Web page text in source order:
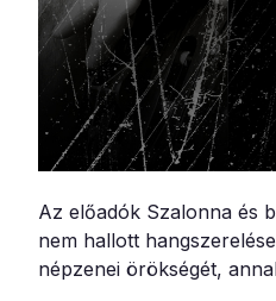
Az előadók Szalonna és
nem hallott
népzenei örökségét,